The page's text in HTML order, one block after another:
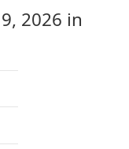
2026 in